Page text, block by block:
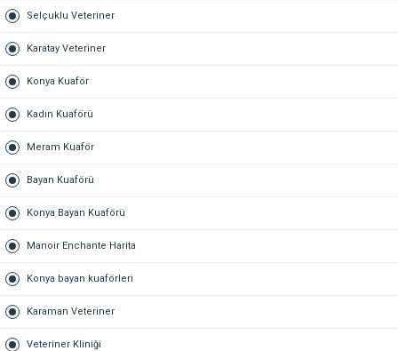
Selçuklu Veteriner
Karatay Veteriner
Konya Kuaför
Kadın Kuaförü
Meram Kuaför
Bayan Kuaförü
Konya Bayan Kuaförü
Manoir Enchante Harita
Konya bayan kuaförleri
Karaman Veteriner
Veteriner Kliniği